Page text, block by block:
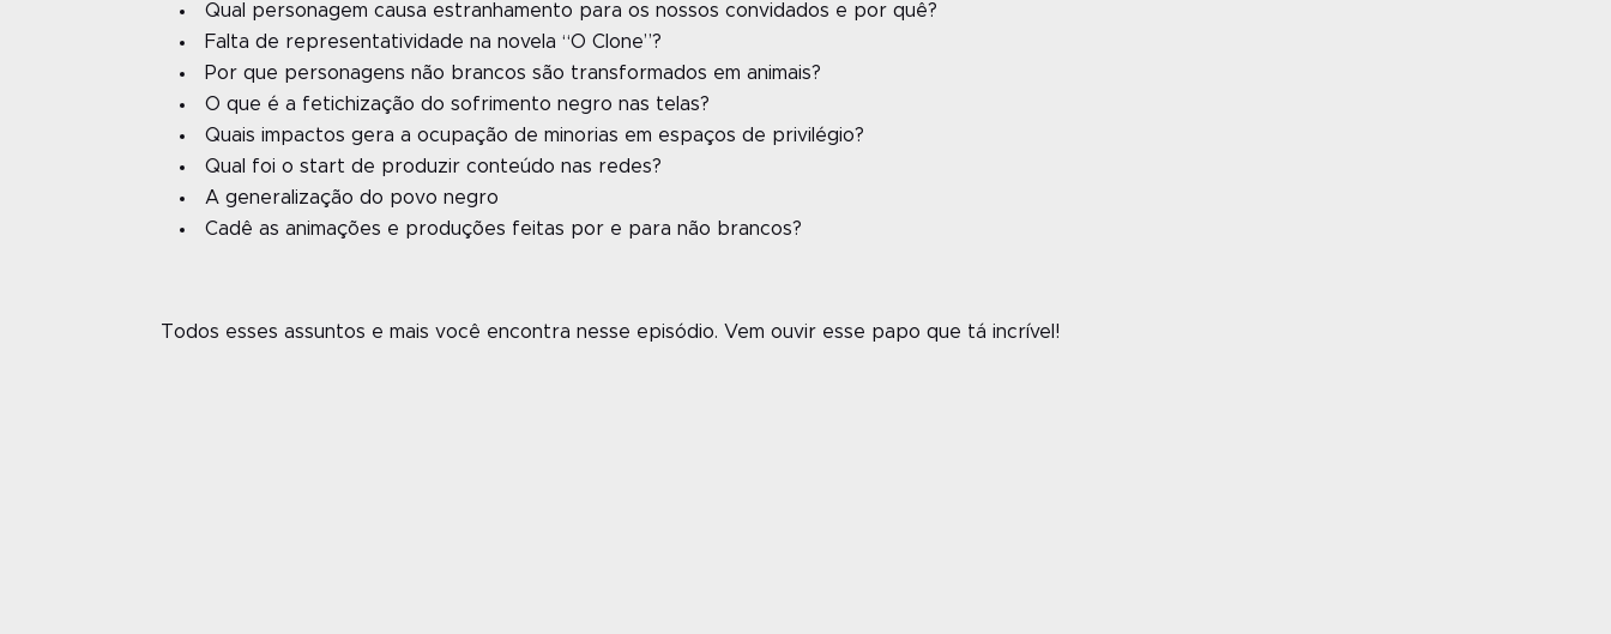
Qual personagem causa estranhamento para os nossos convidados e por quê?
Falta de representatividade na novela “O Clone”?
Por que personagens não brancos são transformados em animais?
O que é a fetichização do sofrimento negro nas telas?
Quais impactos gera a ocupação de minorias em espaços de privilégio?
Qual foi o start de produzir conteúdo nas redes?
A generalização do povo negro
Cadê as animações e produções feitas por e para não brancos?
Todos esses assuntos e mais você encontra nesse episódio. Vem ouvir esse papo que tá incrível!